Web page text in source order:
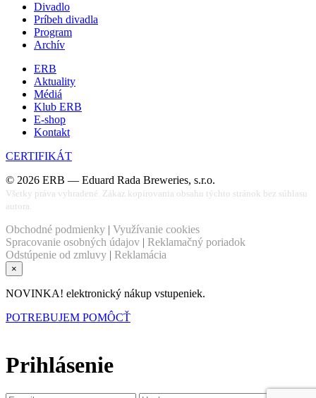
Divadlo
Príbeh divadla
Program
Archív
ERB
Aktuality
Médiá
Klub ERB
E-shop
Kontakt
CERTIFIKÁT
© 2026 ERB — Eduard Rada Breweries, s.r.o.
Všetky práva vyhradené. Zákaz kopírovania obsahu týchto stránok bez súhlasu
autora.
Obchodné podmienky | Využívanie cookies
Spracovanie osobných údajov | Reklamačný poriadok
Odstúpenie od zmluvy | Reklamácia
×
NOVINKA! elektronický nákup vstupeniek.
POTREBUJEM POMÔCŤ
Prihlásenie